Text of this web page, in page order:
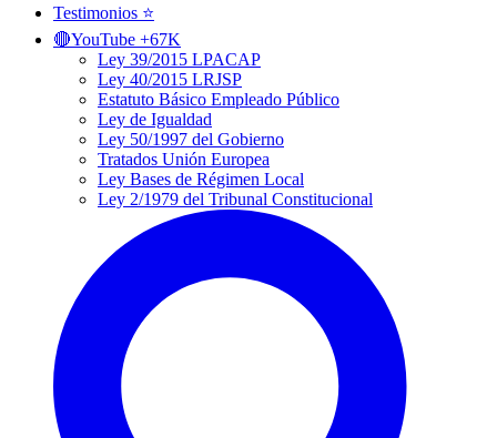
Testimonios ⭐️
🔴YouTube +67K
Ley 39/2015 LPACAP
Ley 40/2015 LRJSP
Estatuto Básico Empleado Público
Ley de Igualdad
Ley 50/1997 del Gobierno
Tratados Unión Europea
Ley Bases de Régimen Local
Ley 2/1979 del Tribunal Constitucional